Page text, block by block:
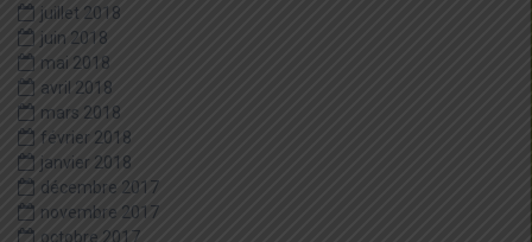
juillet 2018
juin 2018
mai 2018
avril 2018
mars 2018
février 2018
janvier 2018
décembre 2017
novembre 2017
octobre 2017